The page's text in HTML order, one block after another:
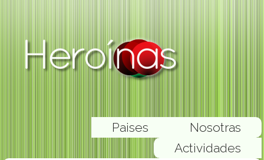
Nosotras
Paises
Actividades